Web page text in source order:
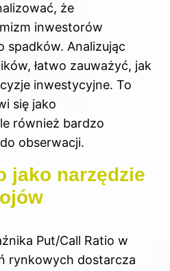
że
inwestorów
spadków. Analizując
łatwo zauważyć, jak
inwestycyjne. To
się jako
również bardzo
obserwacji.
jako narzędzie
Put/Call Ratio w
rynkowych dostarcza